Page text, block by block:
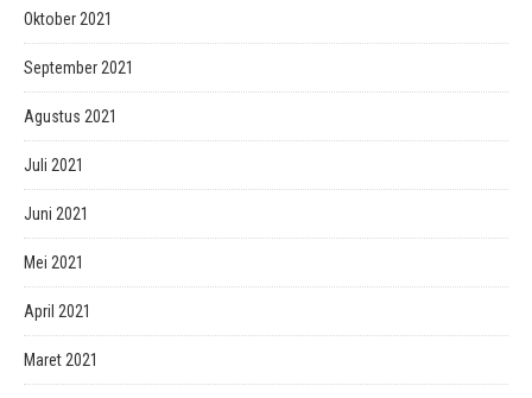
Oktober 2021
September 2021
Agustus 2021
Juli 2021
Juni 2021
Mei 2021
April 2021
Maret 2021